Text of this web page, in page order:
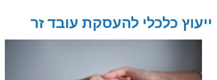
ייעוץ כלכלי להעסקת עובד זר